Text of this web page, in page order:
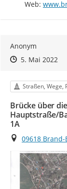
Web: http://
Anonym
Zeitpunkt des
Zeitpunkt des
5. Mai 2022
Kategorie
Straßen, Wege,
Brücke über
Hauptstraße/
1A
Ort
09618